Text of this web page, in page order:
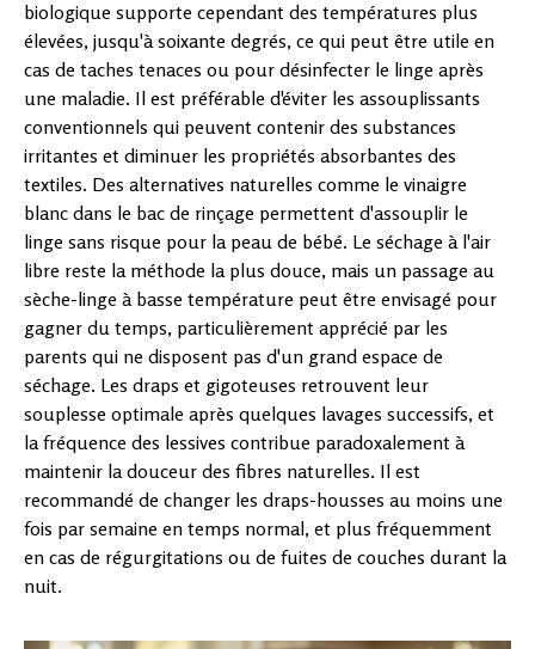
biologique supporte cependant des températures plus
élevées, jusqu'à soixante degrés, ce qui peut être utile en
cas de taches tenaces ou pour désinfecter le linge après
une maladie. Il est préférable d'éviter les assouplissants
conventionnels qui peuvent contenir des substances
irritantes et diminuer les propriétés absorbantes des
textiles. Des alternatives naturelles comme le vinaigre
blanc dans le bac de rinçage permettent d'assouplir le
linge sans risque pour la peau de bébé. Le séchage à l'air
libre reste la méthode la plus douce, mais un passage au
sèche-linge à basse température peut être envisagé pour
gagner du temps, particulièrement apprécié par les
parents qui ne disposent pas d'un grand espace de
séchage. Les draps et gigoteuses retrouvent leur
souplesse optimale après quelques lavages successifs, et
la fréquence des lessives contribue paradoxalement à
maintenir la douceur des fibres naturelles. Il est
recommandé de changer les draps-housses au moins une
fois par semaine en temps normal, et plus fréquemment
en cas de régurgitations ou de fuites de couches durant la
nuit.